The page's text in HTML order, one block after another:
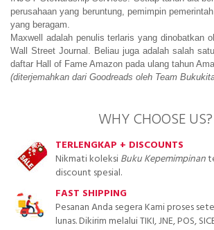
perusahaan yang beruntung, pemimpin
yang beragam.
Maxwell adalah penulis terlaris yang dinobatkan
Wall Street Journal. Beliau juga adalah salah
daftar Hall of Fame Amazon pada ulang tahun
(diterjemahkan dari Goodreads oleh Team
WHY CHOOSE US?
TERLENGKAP + DISCOUNTS
Nikmati koleksiBuku Kepemimpinan
discount spesial.
FAST SHIPPING
Pesanan Anda segera Kami proses
lunas. Dikirim melalui TIKI, JNE, POS,